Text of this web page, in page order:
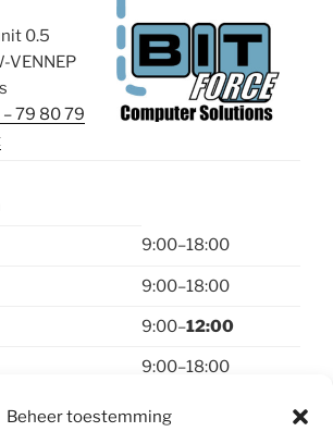
Beheer toestemming
0.5
VENNEP
– 79 80 79
9:00–18:00
9:00–18:00
9:00–12:00
9:00–18:00
9:00–18:00